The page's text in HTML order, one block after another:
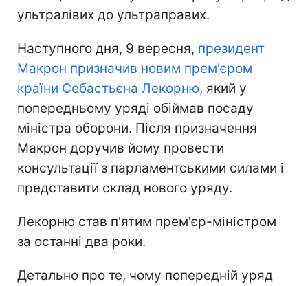
ультралівих до ультраправих.
Наступного дня, 9 вересня, президент
Макрон призначив новим прем'єром
країни Себастьєна Лекорню, який у
попередньому уряді обіймав посаду
міністра оборони. Після призначення
Макрон доручив йому провести
консультації з парламентськими силами і
представити склад нового уряду.
Лекорню став п'ятим прем'єр-міністром
за останні два роки.
Детально про те, чому попередній уряд